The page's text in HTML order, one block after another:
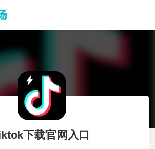
下载官网入口